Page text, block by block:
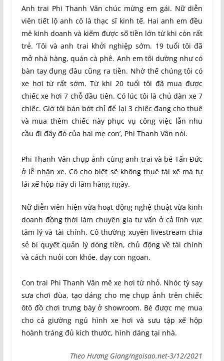
Anh trai Phi Thanh Vân chúc mừng em gái. Nữ diễn
viên tiết lộ anh cô là thạc sĩ kinh tế. Hai anh em đều
mê kinh doanh và kiếm được số tiền lớn từ khi còn rất
trẻ. ‘Tôi và anh trai khởi nghiệp sớm. 19 tuổi tôi đã
mở nhà hàng, quán cà phê. Anh em tôi dường như có
bàn tay đụng đâu cũng ra tiền. Nhờ thế chúng tôi có
xe hơi từ rất sớm. Từ khi 20 tuổi tôi đã mua được
chiếc xe hơi 7 chỗ đầu tiên. Có lúc tôi là chủ dàn xe 7
chiếc. Giờ tôi bán bớt chỉ để lại 3 chiếc đang cho thuê
và mua thêm chiếc này phục vụ công việc lẫn nhu
cầu đi đây đó của hai mẹ con’, Phi Thanh Vân nói.
Phi Thanh Vân chụp ảnh cùng anh trai và bé Tấn Đức
ở lễ nhận xe. Cô cho biết sẽ không thuê tài xế mà tự
lái xế hộp này đi làm hàng ngày.
Nữ diễn viên hiện vừa hoạt động nghệ thuật vừa kinh
doanh đồng thời làm chuyên gia tư vấn ở cả lĩnh vực
tâm lý và tài chính. Cô thường xuyên livestream chia
sẻ bí quyết quản lý dòng tiền, chủ động về tài chính
và cách nuôi con khỏe, dạy con ngoan.
Con trai Phi Thanh Vân mê xe hơi từ nhỏ. Nhóc tỳ say
sưa chơi đùa, tạo dáng cho mẹ chụp ảnh trên chiếc
ôtô đồ chơi trưng bày ở showroom. Bé được mẹ mua
cho cả giường ngủ hình xe hơi và sưu tập xế hộp
hoành tráng đủ kích thước, hình dáng tại nhà.
Theo Hương Giang/ngoisao.net-3/12/2021